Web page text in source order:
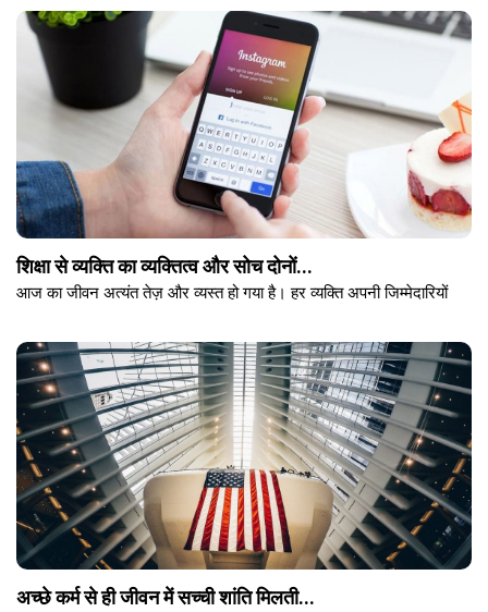
शिक्षा से व्यक्ति का व्यक्तित्व और सोच दोनों...
आज का जीवन अत्यंत तेज़ और व्यस्त हो गया है। हर व्यक्ति अपनी जिम्मेदारियों
अच्छे कर्म से ही जीवन में सच्ची शांति मिलती...